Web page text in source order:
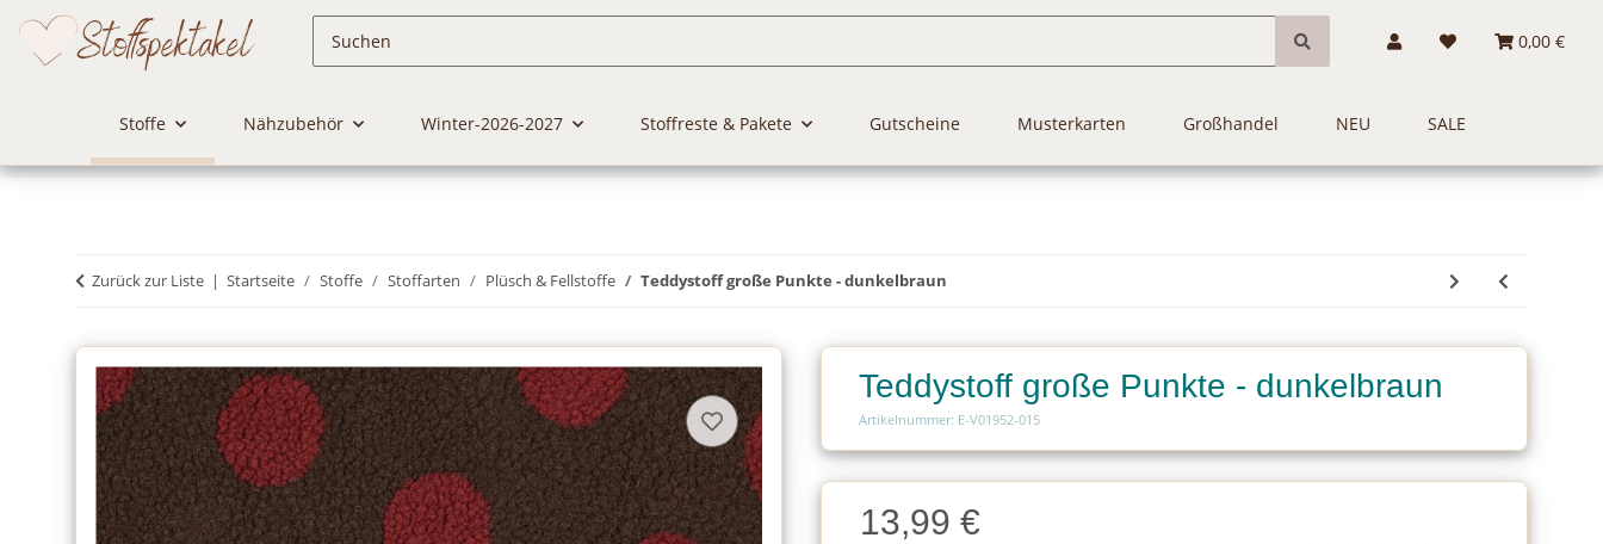
0,00 €
Stoffe Nähzubehör Winter-2026-2027 Stoffreste & Pakete Gutscheine Musterkarten Großhandel NEU SALE
Zurück zur Liste Startseite Stoffe Stoffarten Plüsch & Fellstoffe Teddystoff große Punkte - dunkelbraun
Teddystoff große Punkte - dunkelbraun
Artikelnummer: E-V01952-015
Charge
Charge13,99 €